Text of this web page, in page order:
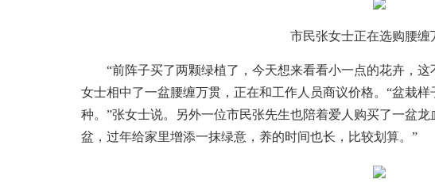
市民张女士正在选购腰缠
“前阵子买了两颗绿植了，今天想来看看小一点的花卉，这
女士相中了一盆腰缠万贯，正在和工作人员商议价格。“盆栽
种。”张女士说。另外一位市民张先生也陪着爱人购买了一盆
盆，过年给家里增添一抹绿意，养的时间也长，比较划算。”